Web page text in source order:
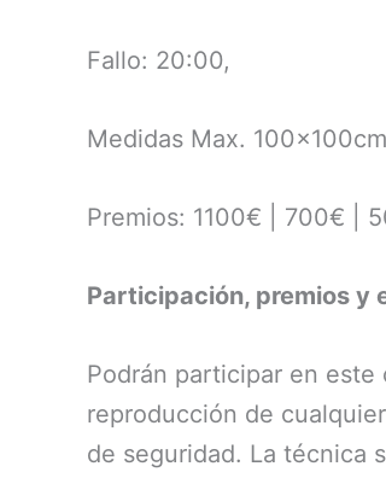
Fallo: 20:00,
Medidas Max.
Premios: 1100€ | 700€ |
Participación, premios y
Podrán participar en este
reproducción de
de seguridad. La técnica